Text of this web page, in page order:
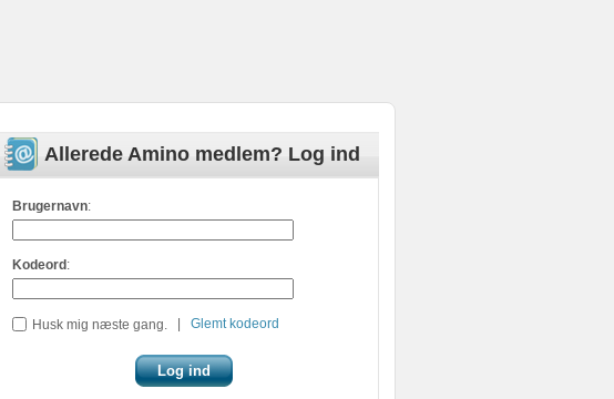
Allerede Amino medlem? Log ind
Brugernavn:
Kodeord :
Husk mig næste gang. Glemt kodeord